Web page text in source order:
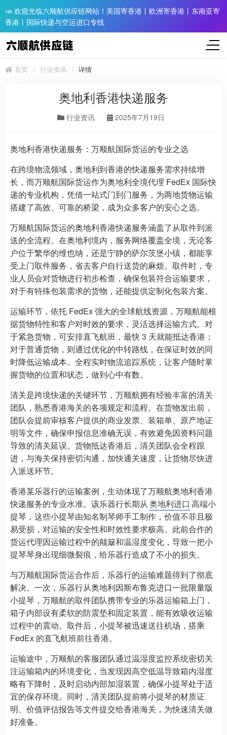
📣 欢迎光临六顺航供应链网站！美国寄香港丨欧洲寄香港丨东南亚寄
香港丨国际快递与空运进口专线
首页 行业资讯 详情
奥地利香港快递服务
行业资讯 2025年7月19日
奥地利香港快递服务：万顺航国际货运的专业之选
在跨境物流领域，奥地利到香港的快递服务需求持续增
长，而万顺航国际货运作为奥地利全境代理 FedEx 国际快
递的专业机构，凭借一站式门到门服务，为两地货物运输
搭建了高效、可靠的桥梁，成为众多客户的安心之选。
万顺航国际货运的奥地利香港快递服务涵盖了从取件到派
送的全流程。在奥地利境内，服务网络覆盖全境，无论客
户位于繁华的维也纳，还是宁静的萨尔茨堡小镇，都能享
受上门取件服务，省去客户自行送货的麻烦。取件时，专
业人员会对货物进行初步检查，确保包装符合运输要求，
对于有特殊包装需求的货物，还能提供定制化包装方案。
运输环节，依托 FedEx 强大的全球航线资源，万顺航能根
据货物特性和客户对时效的要求，灵活选择运输方式。对
于紧急货物，可安排直飞航班，最快 3 天就能抵达香港；
对于普通货物，则通过优化的中转路线，在保证时效的同
时降低运输成本。全程实时物流追踪系统，让客户随时掌
握货物的位置和状态，做到心中有数。
清关是跨境快递的关键环节，万顺航拥有经验丰富的清关
团队，熟悉香港海关的各项规定和流程。在货物发出前，
团队会提前审核客户提供的商业发票、装箱单、原产地证
明等文件，确保申报信息准确无误，有效避免因资料问题
导致的清关延误。货物抵达香港后，清关团队会全程跟
进，与海关保持密切沟通，加快通关速度，让货物尽快进
入派送环节。
香港某乐器行的运输案例，生动体现了万顺航奥地利香港
快递服务的专业水准。该乐器行长期从奥地利进口 高端小
提琴，这些小提琴由知名制琴师手工制作，价值不菲且极
易受损，对运输的安全性和时效性要求极高。此前合作的
货运代理因运输过程中的颠簸和温湿度变化，导致一把小
提琴琴身出现细微裂痕，给乐器行造成了不小的损失。
与万顺航国际货运合作后，乐器行的运输难题得到了彻底
解决。一次，乐器行从奥地利因斯布鲁克进口一批限量版
小提琴，万顺航的取件团队携带专业的乐器运输箱上门，
箱子内部设有柔软的防震垫和固定装置，能有效吸收运输
过程中的震动。取件后，小提琴被迅速送往机场，搭乘
FedEx 的直飞航班前往香港。
运输途中，万顺航的客服团队通过温湿度监控系统密切关
注运输箱内的环境变化，当发现因高空低温导致箱内湿度
略有下降时，及时启动内部加湿装置，确保小提琴处于适
宜的保存环境。同时，清关团队提前将小提琴的材质证
明、价值评估报告等文件提交给香港海关，为快速清关做
好准备。